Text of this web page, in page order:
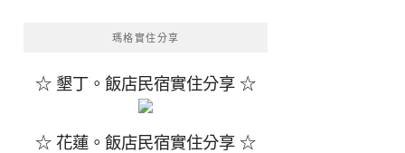
瑪格實住分享
☆ 墾丁。飯店民宿實住分享 ☆
☆ 花蓮。飯店民宿實住分享 ☆